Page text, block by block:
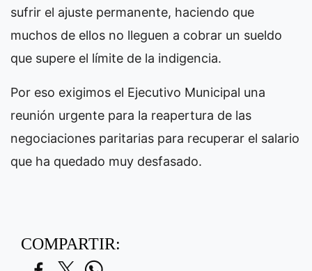
sufrir el ajuste permanente, haciendo que
muchos de ellos no lleguen a cobrar un sueldo
que supere el límite de la indigencia.
Por eso exigimos el Ejecutivo Municipal una
reunión urgente para la reapertura de las
negociaciones paritarias para recuperar el salario
que ha quedado muy desfasado.
COMPARTIR: